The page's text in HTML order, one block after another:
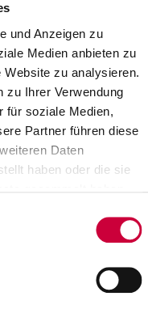
und Anzeigen zu
Medien anbieten zu
Website zu analysieren.
zu Ihrer Verwendung
für soziale Medien,
Partner führen diese
Daten
haben oder die sie
Steinburg werden
Kreistages
eine Sitzung des